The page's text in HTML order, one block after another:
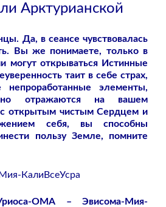
Арктурианской
Да, в сеансе чувствовалась
Вы же понимаете, только в
могут открываться Истинные
таит в себе страх,
непроработанные элементы,
отражаются на вашем
с открытым чистым Сердцем и
себя, вы способны
пользу Земле, помните
КалиВсеУсра
ОМА – Эвисома-Мия-